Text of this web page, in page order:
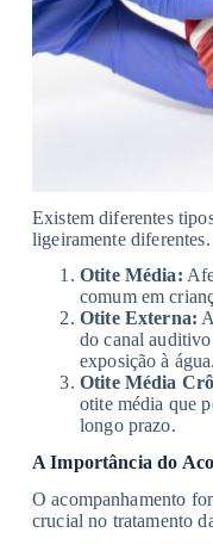
Existem diferentes
ligeiramente
Otite Média:
comum em
Otite Externa:
do canal
exposição à água.
Otite Média
otite média que
longo prazo.
A Importância do
O acompanhamento
crucial no tratamento